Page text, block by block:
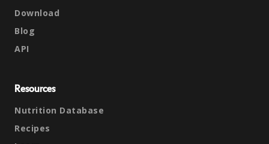
Download
Blog
API
Resources
Nutrition Database
Recipes